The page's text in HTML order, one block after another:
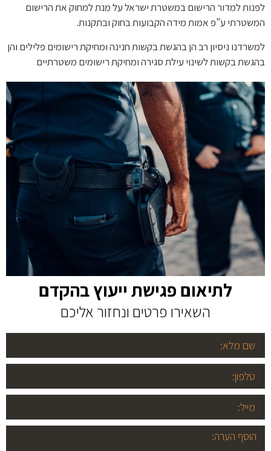
לפנות למדור הרישום במשטרת ישראל על מנת למחוק את הרישום
המשטרתי ע"פ אמות מידה הקבועות בחוק ובתקנות.
למשרדנו ניסיון רב הן בהגשת בקשות חנינה ומחיקת רישומים פלילים והן
בהגשת בקשות לשינוי עילת סגירה ומחיקת רישומים משטרתיים
לתיאום פגישת ייעוץ בהקדם
השאירו פרטים ונחזור אליכם